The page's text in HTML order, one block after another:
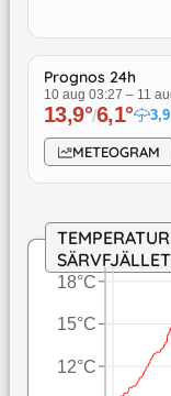
Prognos 24h
10 aug 03:27 – 11
13,9°/6,1° 3,9
METEOGRAM
12°C
15°C
18°C